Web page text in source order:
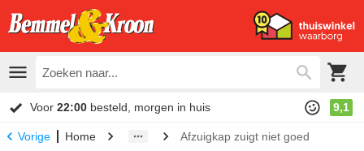
Voor 22:00 besteld, morgen in huis 9,1
Vorige Home Afzuigkap zuigt niet goed